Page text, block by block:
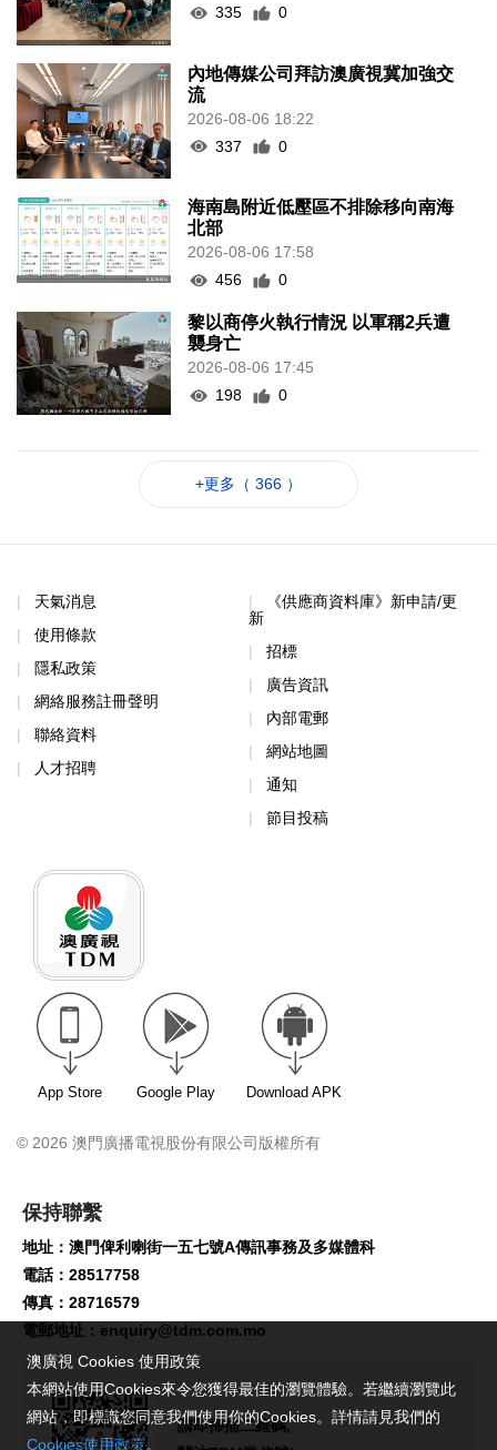
335
0
內地傳媒公司拜訪澳廣視冀加強交
流
2026-08-06 18:22
337
0
海南島附近低壓區不排除移向南海
北部
2026-08-06 17:58
456
0
黎以商停火執行情況 以軍稱2兵遭
襲身亡
2026-08-06 17:45
198
0
+更多（ 366 ）
天氣消息
使用條款
隱私政策
網絡服務註冊聲明
聯絡資料
人才招聘
《供應商資料庫》新申請/更
新
招標
廣告資訊
內部電郵
網站地圖
通知
節目投稿
App Store Google Play Download APK
© 2026 澳門廣播電視股份有限公司版權所有
保持聯繫
地址：澳門俾利喇街一五七號A傳訊事務及多媒體科
電話：28517758
傳真：28716579
電郵地址： enquiry@tdm.com.mo
請即掃描二維碼,
澳廣視 Cookies 使用政策
本網站使用Cookies來令您獲得最佳的瀏覽體驗。若繼續瀏覽此
網站，即標識您同意我們使用你的Cookies。詳情請見我們的
Cookies使用政策。